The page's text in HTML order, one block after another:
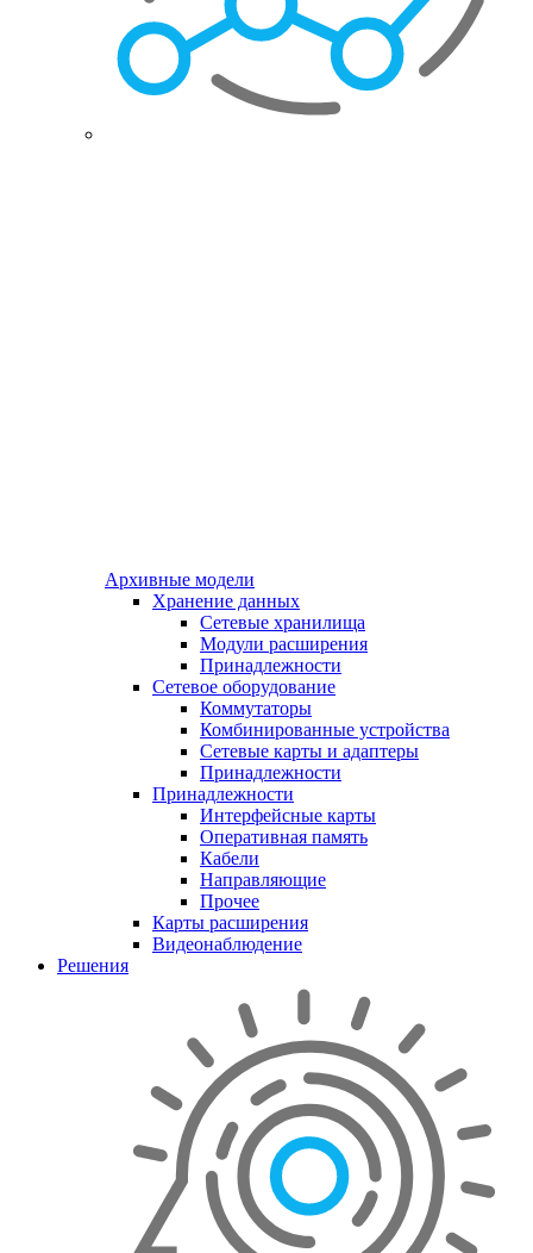
Архивные модели
Хранение данных
Сетевые хранилища
Модули расширения
Принадлежности
Сетевое оборудование
Коммутаторы
Комбинированные устройства
Сетевые карты и адаптеры
Принадлежности
Принадлежности
Интерфейсные карты
Оперативная память
Кабели
Направляющие
Прочее
Карты расширения
Видеонаблюдение
Решения